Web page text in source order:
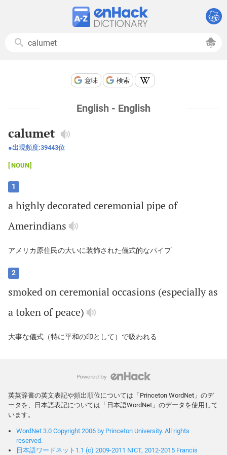
意味 検索
English - English
calumet
出現頻度:39443位
NOUN
1
ahighlydecoratedceremonialpipe of
Amerindians
アメリカ原住民の大いに装飾された儀式的なパイプ
2
smokedonceremonialoccasions (especiallyas
atokenofpeace)
大事な儀式（特に平和の印として）で吸われる
英英辞書の英文表記や頻出順位については「Princeton WordNet」のデ
ータを、日本語表記については「日本語WordNet」のデータを使用して
います。
WordNet 3.0 Copyright 2006 by Princeton University. All rights
reserved.
日本語ワードネット1.1 (c) 2009-2011 NICT, 2012-2015 Francis